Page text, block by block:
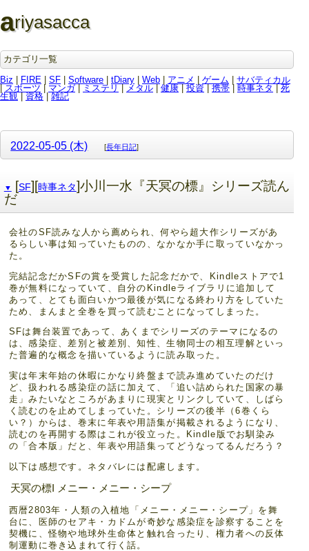
ariyasacca
カテゴリ一覧
Biz
FIRE SF Software tDiary Web アニメ ゲーム
サバティカル
スポーツ | マンガ| ミステリ メタル 健康 投資 携帯 | 時事ネタ
死
生観
資格| 雑記
2022-05-05 (木) [長年日記]
▼ [SF][時事ネタ]小川一水『天冥の標』シリーズ読ん
だ
会社のSF読みな人から薦められ、何やら超大作シリーズがあ
るらしい事は知っていたものの、なかなか手に取っていなかっ
た。
完結記念だかSFの賞を受賞した記念だかで、Kindleストアで1
巻が無料になっていて、自分のKindleライブラリに追加して
あって、とても面白いかつ最後が気になる終わり方をしていた
ため、まんまと全巻を買って読むことになってしまった。
SFは舞台装置であって、あくまでシリーズのテーマになるの
は、感染症、差別と被差別、知性、生物同士の相互理解といっ
た普遍的な概念を描いているように読み取った。
実は年末年始の休暇にかなり終盤まで読み進めていたのだけ
ど、扱われる感染症の話に加えて、「追い詰められた国家の暴
走」みたいなところがあまりに現実とリンクしていて、しばら
く読むのを止めてしまっていた。シリーズの後半（6巻くら
い？）からは、巻末に年表や用語集が掲載されるようになり、
読むのを再開する際はこれが役立った。Kindle版でお馴染み
の「合本版」だと、年表や用語集ってどうなってるんだろう？
以下は感想です。ネタバレには配慮します。
天冥の標I メニー・メニー・シープ
西暦2803年・人類の入植地「メニー・メニー・シープ」を舞
台に、医師のセアキ・カドムが奇妙な感染症を診察することを
契機に、怪物や地球外生命体と触れ合ったり、権力者への反体
制運動に巻き込まれて行く話。